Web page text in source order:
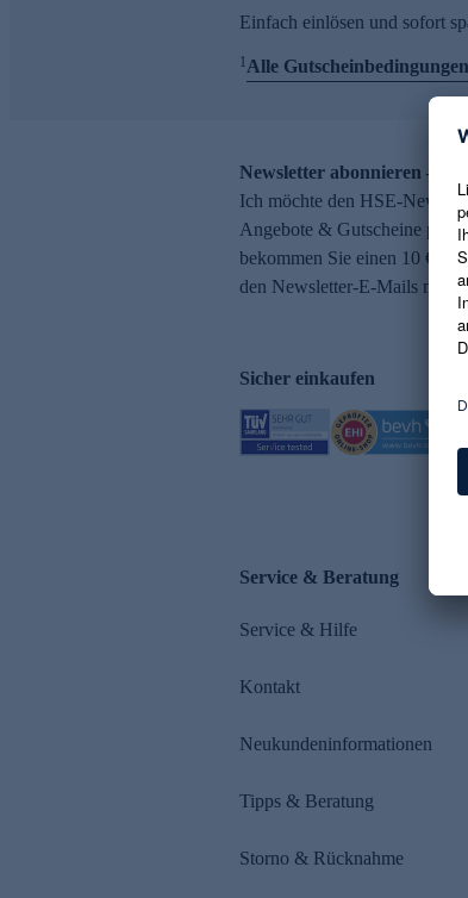
Einfach einlösen und sofort
1Alle Gutscheinbedingungen
Newsletter abonnieren – 10
Ich möchte den HSE-
Angebote & Gutscheine per
bekommen Sie einen 10 €
den Newsletter-E-Mails
Sicher einkaufen
Service & Beratung
Service & Hilfe
Kontakt
Neukundeninformationen
Tipps & Beratung
Storno & Rücknahme